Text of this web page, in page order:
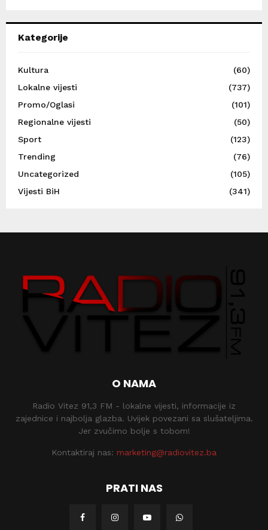
Kategorije
Kultura
(60)
Lokalne vijesti
(737)
Promo/Oglasi
(101)
Regionalne vijesti
(50)
Sport
(123)
Trending
(76)
Uncategorized
(105)
Vijesti BiH
(341)
O NAMA
Radio Vitez 91,3 FM - lokalne vijesti, informacije iz
zajednice i najbolja glazba. Uvijek povezani sa slušateljima.
Jer zvučimo bolje s tobom!
Kontaktiraj nas: marketing@radiovitez.ba
PRATI NAS